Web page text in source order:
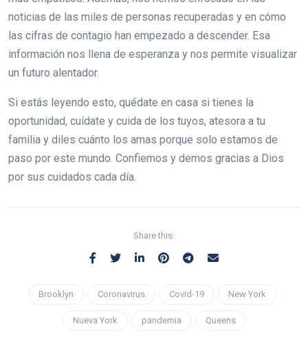
noticias de las miles de personas recuperadas y en cómo
las cifras de contagio han empezado a descender. Esa
información nos llena de esperanza y nos permite visualizar
un futuro alentador.
Si estás leyendo esto, quédate en casa si tienes la
oportunidad, cuídate y cuida de los tuyos, atesora a tu
familia y diles cuánto los amas porque solo estamos de
paso por este mundo. Confiemos y demos gracias a Dios
por sus cuidados cada día.
Share this:
Brooklyn Coronavirus Covid-19 New York
Nueva York pandemia Queens